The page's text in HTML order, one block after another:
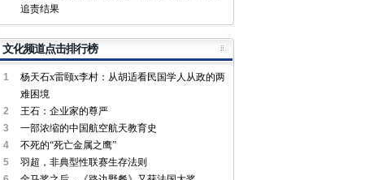
追责结果
文化频道点击排行榜
1
杨天石x雷颐x李村：从胡适看民国学人从政的两
难困境
2
王石：企业家的尊严
3
一部浓缩的中国航空航天教育史
4
不死的“死亡金属之鹰”
5
羽超，非典型性联赛生存法则